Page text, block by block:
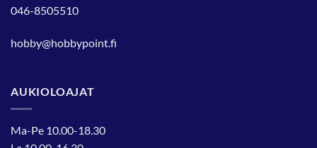
046-8505510
hobby@hobbypoint.fi
AUKIOLOAJAT
Ma-Pe 10.00-18.30